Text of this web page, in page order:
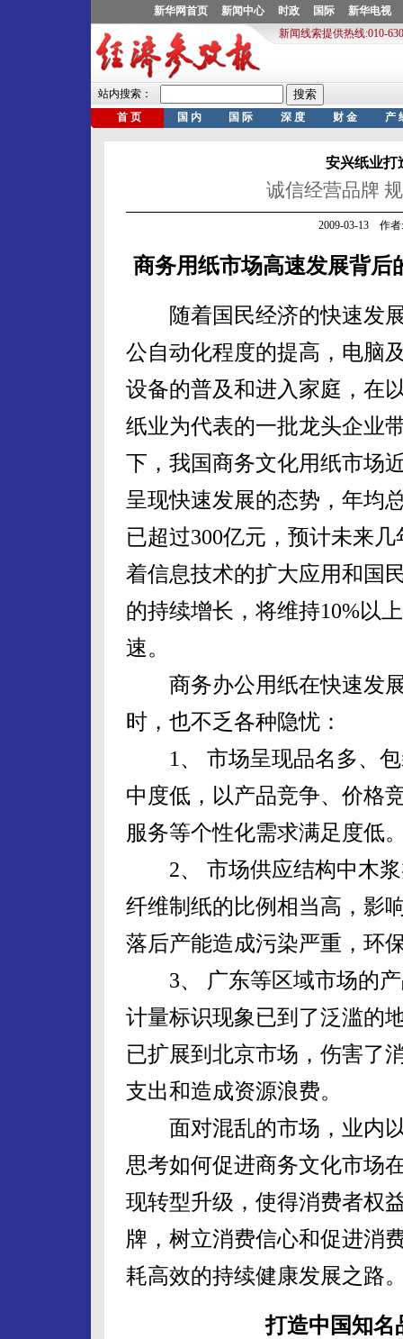
安兴纸业打
诚信经营品牌
2009-03-13 作者
商务用纸市场高速发展背后
随着国民经济的快速发
公自动化程度的提高，电脑
设备的普及和进入家庭，在
纸业为代表的一批龙头企业
下，我国商务文化用纸市场
呈现快速发展的态势，年均
已超过300亿元，预计未来几
着信息技术的扩大应用和国
的持续增长，将维持10%以
速。
商务办公用纸在快速发
时，也不乏各种隐忧：
1、 市场呈现品名多、包
中度低，以产品竞争、价格
服务等个性化需求满足度低
2、 市场供应结构中木浆
纤维制纸的比例相当高，影
落后产能造成污染严重，环
3、 广东等区域市场的产
计量标识现象已到了泛滥的
已扩展到北京市场，伤害了
支出和造成资源浪费。
面对混乱的市场，业内以
思考如何促进商务文化市场
现转型升级，使得消费者权
牌，树立消费信心和促进消
耗高效的持续健康发展之路
打造中国知名